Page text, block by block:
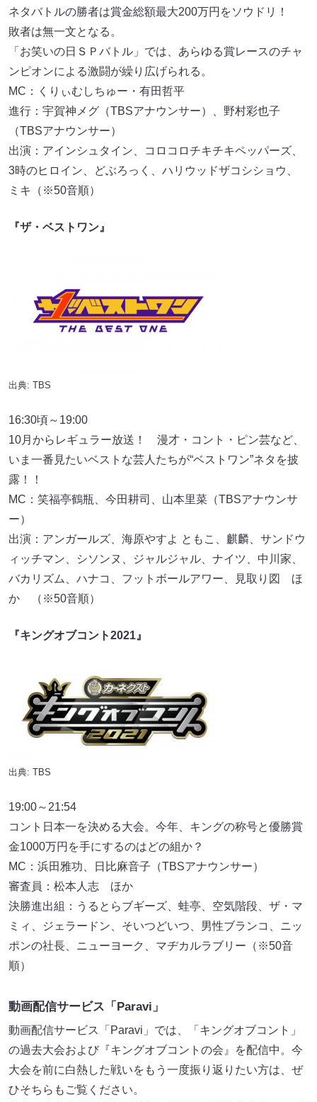
ネタバトルの勝者は賞金総額最大200万円をソウドリ！
敗者は無一文となる。
「お笑いの日ＳＰバトル」では、あらゆる賞レースのチャ
ンピオンによる激闘が繰り広げられる。
MC：くりぃむしちゅー・有田哲平
進行：宇賀神メグ（TBSアナウンサー）、野村彩也子
（TBSアナウンサー）
出演：アインシュタイン、コロコロチキチキペッパーズ、
3時のヒロイン、どぶろっく、ハリウッドザコシショウ、
ミキ（※50音順）
『ザ・ベストワン』
出典: TBS
16:30頃～19:00
10月からレギュラー放送！ 漫才・コント・ピン芸など、
いま一番見たいベストな芸人たちが“ベストワン”ネタを披
露！！
MC：笑福亭鶴瓶、今田耕司、山本里菜（TBSアナウンサ
ー）
出演：アンガールズ、海原やすよ ともこ、麒麟、サンドウ
ィッチマン、シソンヌ、ジャルジャル、ナイツ、中川家、
バカリズム、ハナコ、フットボールアワー、見取り図 ほ
か （※50音順）
『キングオブコント2021』
出典: TBS
19:00～21:54
コント日本一を決める大会。今年、キングの称号と優勝賞
金1000万円を手にするのはどの組か？
MC：浜田雅功、日比麻音子（TBSアナウンサー）
審査員：松本人志 ほか
決勝進出組：うるとらブギーズ、蛙亭、空気階段、ザ・マ
ミィ、ジェラードン、そいつどいつ、男性ブランコ、ニッ
ポンの社長、ニューヨーク、マヂカルラブリー（※50音
順）
動画配信サービス「Paravi」
動画配信サービス「Paravi」では、「キングオブコント」
の過去大会および『キングオブコントの会』を配信中。今
大会を前に白熱した戦いをもう一度振り返りたい方は、ぜ
ひそちらもご覧ください。